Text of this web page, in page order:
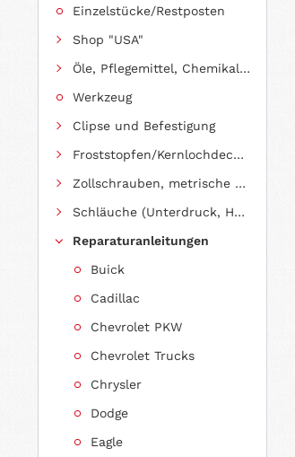
Einzelstücke/Restposten
Shop "USA"
Öle, Pflegemittel, Chemikalien und Additive
Werkzeug
Clipse und Befestigung
Froststopfen/Kernlochdeckel (nach Abmessung sortiert)
Zollschrauben, metrische Schauben, Stehbolzen
Schläuche (Unterdruck, Heizung, Kraftstoff usw.) und Zubehör
Reparaturanleitungen
Buick
Cadillac
Chevrolet PKW
Chevrolet Trucks
Chrysler
Dodge
Eagle